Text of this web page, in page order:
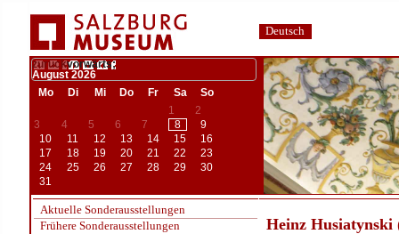
zurückvorwärts;
August 2026
Mo
Di Mi Do Fr Sa
So
1
2
3
4 5 6 7 8
9
10
11 12 13 14 15
16
17
18 19 20 21 22
23
24
25 26 27 28 29
30
31
Aktuelle Sonderausstellungen
Frühere Sonderausstellungen
Heinz Husiatynski
Deutsch